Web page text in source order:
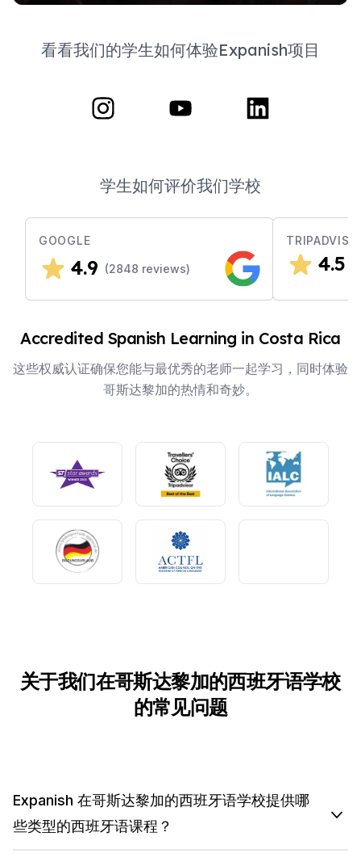
看看我们的学生如何体验Expanish项目
学生如何评价我们学校
GOOGLE
4.9 (2848 reviews) 4.5
Accredited Spanish Learning in Costa Rica
这些权威认证确保您能与最优秀的老师一起学习，同时体验
哥斯达黎加的热情和奇妙。
关于我们在哥斯达黎加的西班牙语学校
的常见问题
Expanish 在哥斯达黎加的西班牙语学校提供哪
些类型的西班牙语课程？